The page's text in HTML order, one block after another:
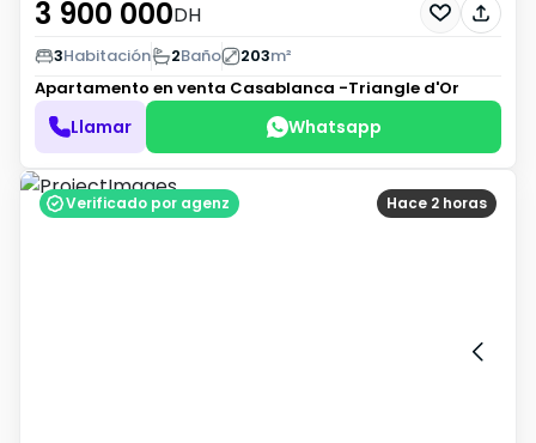
3 900 000DH
3Habitación 2Baño 203m²
Apartamento en venta Casablanca -Triangle d'Or
Llamar Whatsapp
Hace 2 horas
Verificado por agenz